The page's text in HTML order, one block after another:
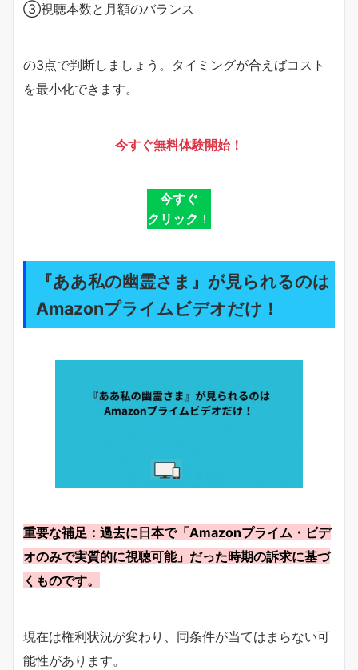
③視聴本数と月額のバランス
の3点で判断しましょう。タイミングが合えばコスト
を最小化できます。
今すぐ無料体験開始！
今すぐ
クリック ！
『ああ私の幽霊さま』が見られるのは
Amazonプライムビデオだけ！
重要な補足：過去に日本で「Amazonプライム・ビデ
オのみで実質的に視聴可能」だった時期の訴求に基づ
くものです。
現在は権利状況が変わり、同条件が当てはまらない可
能性があります。